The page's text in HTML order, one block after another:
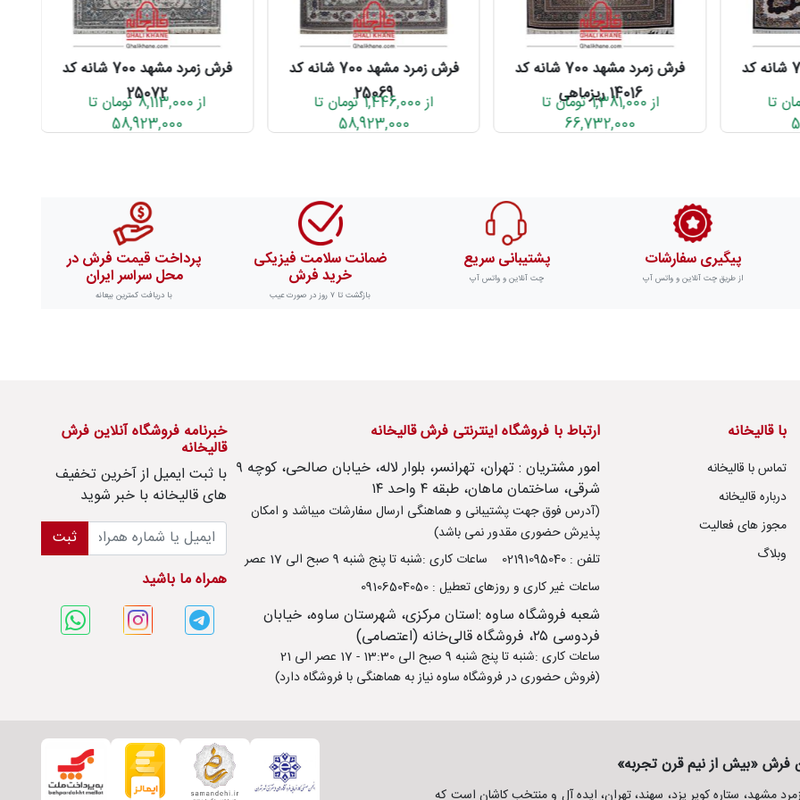
فرش زمرد مشهد 700 شانه کد
تومان تا
فرش زمرد مشهد 700 شانه کد
14016 ریزماهی
از 1,381,000 تومان تا
66,732,000
فرش زمرد مشهد 700 شانه کد
25069از 1,446,000 تومان تا
58,923,000
فرش زمرد مشهد 700 شانه کد
25072از 8,113,000 تومان تا
58,923,000
پیگیری سفارشات
از طریق چت آنلاین و واتس آپ
پشتیبانی سریع
چت آنلاین و واتس آپ
ضمانت سلامت فیزیکی
خرید فرش
بازگشت تا ۷ روز در صورت عیب
پرداخت قیمت فرش در
محل سراسر ایران
با دریافت کمترین بیعانه
با قالیخانه
تماس با قالیخانه
درباره قالیخانه
مجوز های فعالیت
وبلاگ
ارتباط با فروشگاه اینترنتی فرش قالیخانه
امور مشتریان : تهران، تهرانسر، بلوار لاله، خیابان صالحی، کوچه ۹
شرقی، ساختمان ماهان، طبقه ۴ واحد ۱۴
(آدرس فوق جهت پشتیبانی و هماهنگی ارسال سفارشات میباشد و امکان
پذیرش حضوری مقدور نمی باشد)
تلفن : 02191095040
ساعات کاری :شنبه تا پنج شنبه 9 صبح الی 17 عصر
ساعات غیر کاری و روزهای تعطیل : 09106504050
شعبه فروشگاه ساوه :استان مرکزی، شهرستان ساوه، خیابان
فردوسی ۲۵، فروشگاه قالی‌خانه (اعتصامی)
ساعات کاری :شنبه تا پنج شنبه 9 صبح الی 13:30 - 17 عصر الی 21
(فروش حضوری در فروشگاه ساوه نیاز به هماهنگی با فروشگاه دارد)
خبرنامه فروشگاه آنلاین فرش
قالیخانه
با ثبت ايميل از آخرین تخفیف
های قالیخانه با خبر شوید
ثبت
همراه ما باشید
فرش «بیش از نیم قرن تجربه»